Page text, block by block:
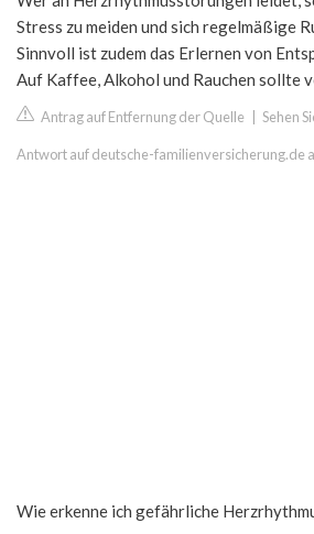
Stress zu meiden und sich regelmäßige
Sinnvoll ist zudem das Erlernen von
Auf Kaffee, Alkohol und Rauchen sollte
Antrag auf Entfernung der Quelle Sehen
Antwort auf deutsche-familienversicherung.de
Wie erkenne ich gefährliche